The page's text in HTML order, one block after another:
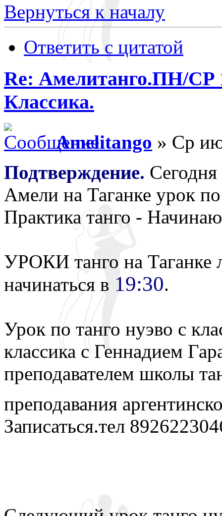
Вернуться к началу
Ответить с цитатой
Re: Амелитанго.ПН/СР
Классика.
Amelitango » Ср
Подтверждение.
Амели на Таганке урок
Практика танго -
УРОКИ танго на Таганке
начинаться в 19:30.
Урок по танго нуэво с
классика с Геннадием
преподавателем школы
преподавания
Записаться.тел